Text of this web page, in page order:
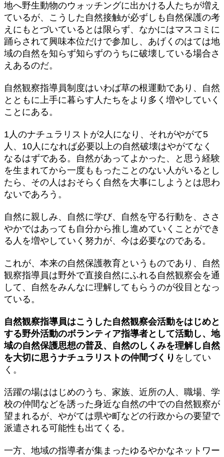
地へ野生動物のウォッチングに出かける人たちが増え
ているが、こうした自然接触が必ずしも自然保護の考
えにもとづいているとは限らず、なかにはマスコミに
踊らされて興味本位だけで参加し、あげくのはては地
域の自然を知らず知らずのうちに破壊している場合さ
えあるのだ。
自然観察指導員制度はいわば草の根運動であり、自然
とともに上手に暮らす人たちをより多く増やしていく
ことにある。
1人のナチュラリストが2人になり、それがやがて5
人、10人になれば必要以上の自然破壊はやがてなく
なるはずである。自然があってよかった、と思う経験
を生まれてから一度ももったことのない人がいるとし
たら、その人はおそらく自然を大事にしようとは思わ
ないであろう。
自然に親しみ、自然に学び、自然を守る行動を、ささ
やかではあっても自分から推し進めていくことができ
る人を増やしていく努力が、今は必要なのである。
これが、本来の自然保護教育というものであり、自然
観察指導員は野外で直接自然にふれる自然観察会を通
して、自然をみんなに理解してもらうのが役目となっ
ている。
自然観察指導員はこうした自然観察会活動をはじめと
する野外活動のボランティア指導者として活動し、地
域の自然保護思想の普及、自然のしくみを理解し自然
を大切に思うナチュラリストの仲間づくり をしてい
く。
活躍の場ははじめのうち、家族、近所の人、職場、学
校の仲間などを誘った身近な自然の中での自然観察が
望まれるが、やがては県や町などの行政からの要望で
派遣される可能性も出てくる。
一方、地域の指導者が集まったゆるやかなネットワー